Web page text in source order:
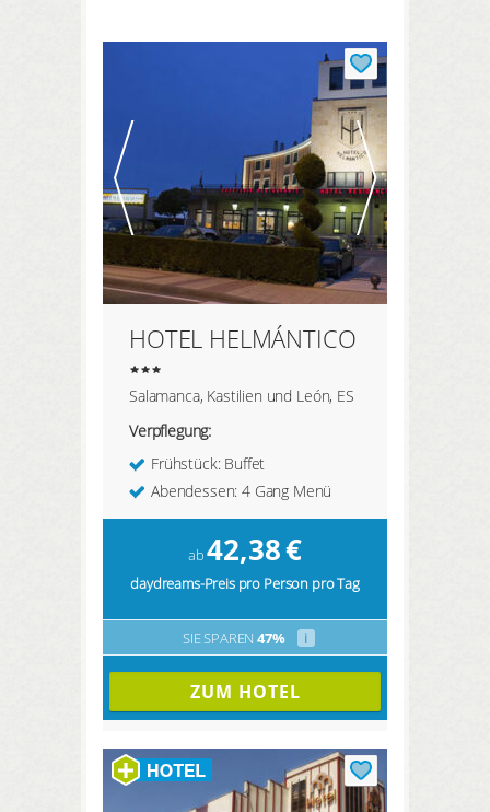
HOTEL HELMÁNTICO
Salamanca, Kastilien und León, ES
Verpflegung:
Frühstück: Buffet
Abendessen: 4 Gang Menü
ab42,38€
daydreams-Preis pro Person pro Tag
SIE SPAREN 47% i
ZUM HOTEL